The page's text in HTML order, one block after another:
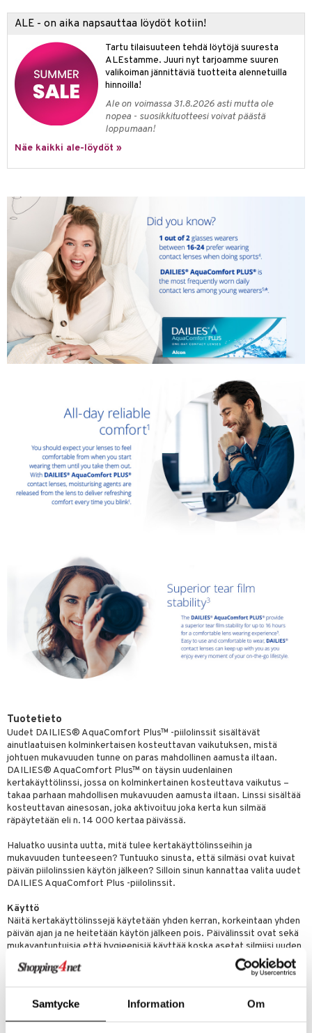
Samtycke Information Om
ALE - on aika napsauttaa löydöt kotiin!
Tartu tilaisuuteen tehdä löytöjä suuresta
ALEstamme. Juuri nyt tarjoamme suuren
valikoiman jännittäviä tuotteita alennetuilla
hinnoilla!
Ale on voimassa 31.8.2026 asti mutta ole
nopea - suosikkituotteesi voivat päästä
loppumaan!
Näe kaikki ale-löydöt »
Tuotetieto
Uudet DAILIES® AquaComfort Plus™ -piilolinssit sisältävät
ainutlaatuisen kolminkertaisen kosteuttavan vaikutuksen, mistä
johtuen mukavuuden tunne on paras mahdollinen aamusta iltaan.
DAILIES® AquaComfort Plus™ on täysin uudenlainen
kertakäyttölinssi, jossa on kolminkertainen kosteuttava vaikutus –
takaa parhaan mahdollisen mukavuuden aamusta iltaan. Linssi sisältää
kosteuttavan ainesosan, joka aktivoituu joka kerta kun silmää
räpäytetään eli n. 14 000 kertaa päivässä.
Haluatko uusinta uutta, mitä tulee kertakäyttölinsseihin ja
mukavuuden tunteeseen? Tuntuuko sinusta, että silmäsi ovat kuivat
päivän piilolinssien käytön jälkeen? Silloin sinun kannattaa valita uudet
DAILIES AquaComfort Plus -piilolinssit.
Käyttö
Näitä kertakäyttölinssejä käytetään yhden kerran, korkeintaan yhden
päivän ajan ja ne heitetään käytön jälkeen pois. Päivälinssit ovat sekä
mukavantuntuisia että hygieenisiä käyttää koska asetat silmiisi uuden
raikkaan parin piilolinssejä joka päivä.
Noudata tarkasti optikkosi suosituksia linssien säilytyksen, käsittelyn
Valmistaja